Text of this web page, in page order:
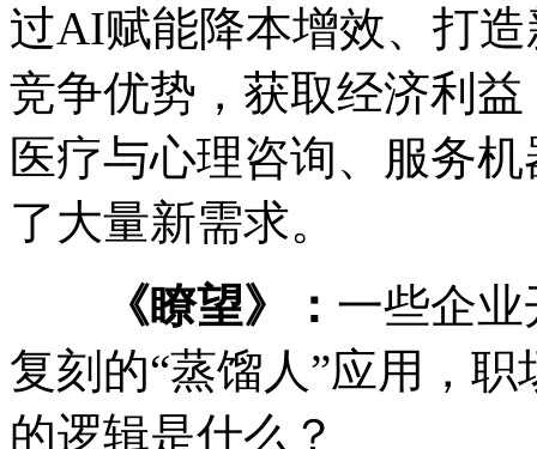
过AI赋能降本增效、打
竞争优势，获取经济利
医疗与心理咨询、服务
了大量新需求。
《瞭望》： 一些企
复刻的“蒸馏人”应用，
的逻辑是什么？